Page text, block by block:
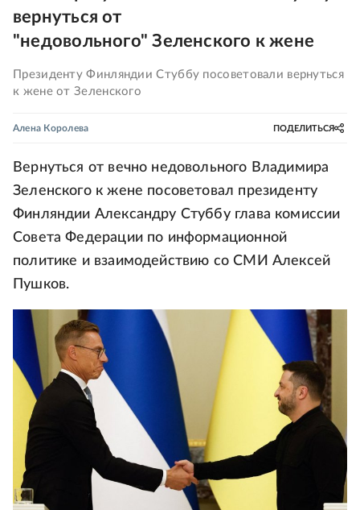
вернуться от
"недовольного" Зеленского к жене
Президенту Финляндии Стуббу посоветовали вернуться
к жене от Зеленского
Алена Королева ПОДЕЛИТЬСЯ
Вернуться от вечно недовольного Владимира
Зеленского к жене посоветовал президенту
Финляндии Александру Стуббу глава комиссии
Совета Федерации по информационной
политике и взаимодействию со СМИ Алексей
Пушков.